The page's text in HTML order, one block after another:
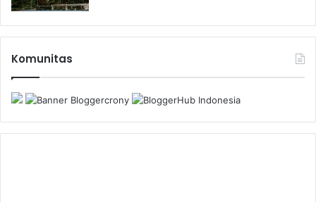
Komunitas